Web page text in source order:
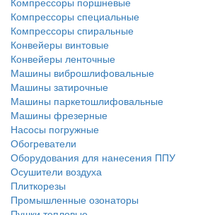
Компрессоры специальные
Компрессоры спиральные
Конвейеры винтовые
Конвейеры ленточные
Машины виброшлифовальные
Машины затирочные
Машины паркетошлифовальные
Машины фрезерные
Насосы погружные
Обогреватели
Оборудования для нанесения ППУ
Осушители воздуха
Плиткорезы
Промышленные озонаторы